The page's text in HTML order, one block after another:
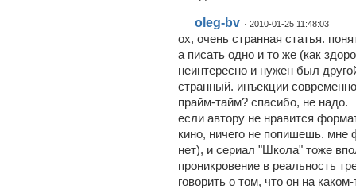
oleg-bv · 2010-01-25 11:48:03
ох, очень странная статья.
а писать одно и то же (как
неинтересно и нужен был
странный. инъекции
прайм-тайм? спасибо, не надо.
если автору не нравится
кино, ничего не попишешь. мне
нет), и сериал "Школа" тоже
проникровение в реальность
говорить о том, что он на